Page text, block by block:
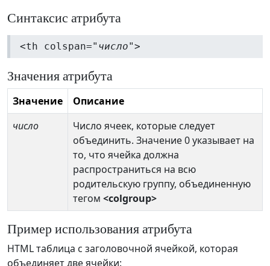
Синтаксис атрибута
<th colspan=" число">
Значения атрибута
Значение
Описание
число
Число ячеек, которые следует
объединить. Значение 0 указывает на
то, что ячейка должна
распространиться на всю
родительскую группу, объединенную
тегом <colgroup>
Пример использования атрибута
HTML таблица с заголовочной ячейкой, которая
объединяет две ячейки: